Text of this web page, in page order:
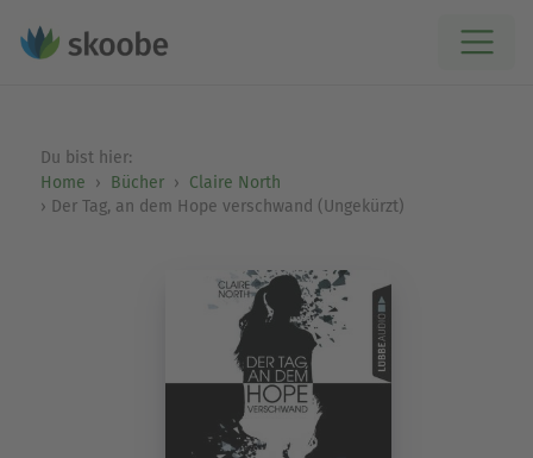
Du bist hier:
Home
Bücher
Claire North
Der Tag, an dem Hope verschwand (Ungekürzt)